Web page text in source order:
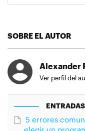
SOBRE EL AUTOR
Alexander
Ver perfil del
5 errores